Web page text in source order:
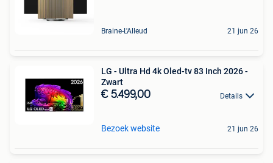
Braine-L'Alleud 21 jun 26
LG - Ultra Hd 4k Oled-tv 83 Inch 2026 -
Zwart
€ 5.499,00 Details
Bezoek website 21 jun 26